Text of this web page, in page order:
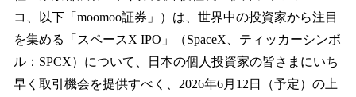
を
読
み
中
コ、以下「moomoo証券」）は、世界中の投資家から注目
を集める「スペースX IPO」（SpaceX、ティッカーシンボ
ル：SPCX）について、日本の個人投資家の皆さまにいち
早く取引機会を提供すべく、2026年6月12日（予定）の上